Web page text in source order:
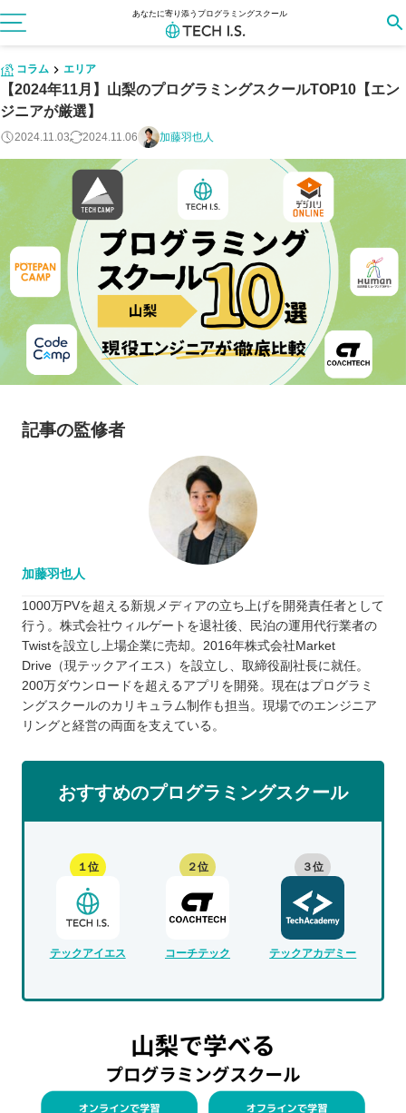
あなたに寄り添うプログラミングスクール
コラム エリア
【2024年11月】山梨のプログラミングスクールTOP10【エン
ジニアが厳選】
2024.11.03 2024.11.06 加藤羽也人
記事の監修者
加藤羽也人
1000万PVを超える新規メディアの立ち上げを開発責任者として
行う。株式会社ウィルゲートを退社後、民泊の運用代行業者の
Twistを設立し上場企業に売却。2016年株式会社Market
Drive（現テックアイエス）を設立し、取締役副社長に就任。
200万ダウンロードを超えるアプリを開発。現在はプログラミ
ングスクールのカリキュラム制作も担当。現場でのエンジニア
リングと経営の両面を支えている。
おすすめのプログラミングスクール
１位
テックアイエス
２位
コーチテック
３位
テックアカデミー